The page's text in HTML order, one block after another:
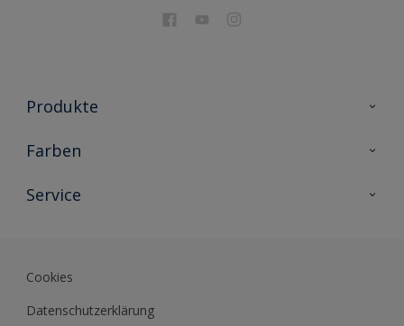
Produkte
Holzschutz
Metallschutz
Farben
Farbkollektionen
Farb-Tools
Service
Sikkens Akademie
Datenblätter
Cookies
Datenschutzerklärung